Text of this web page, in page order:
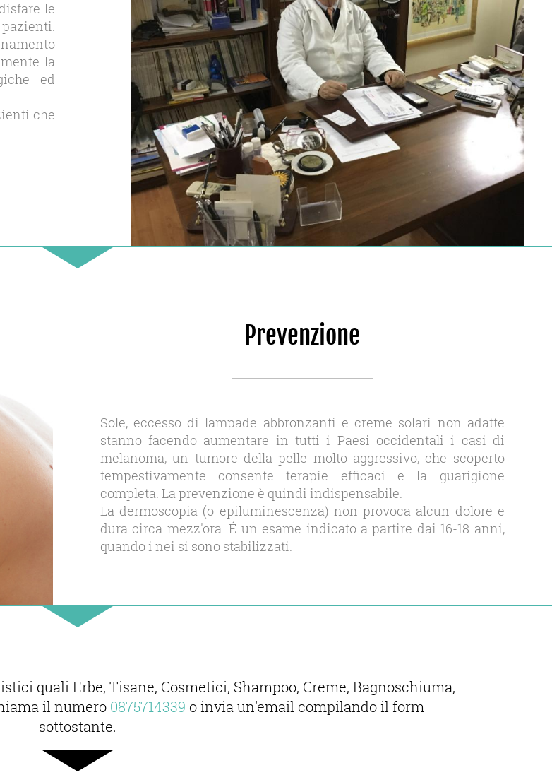
le
la
ed
che
Prevenzione
Sole, eccesso di lampade abbronzanti e creme solari non adatte
stanno facendo aumentare in tutti i Paesi occidentali i casi di
melanoma, un tumore della pelle molto aggressivo, che scoperto
tempestivamente consente terapie efficaci e la guarigione
completa. La prevenzione è quindi indispensabile.
La dermoscopia (o epiluminescenza) non provoca alcun dolore e
dura circa mezz′ora. É un esame indicato a partire dai 16-18 anni,
quando i nei si sono stabilizzati.
quali Erbe, Tisane, Cosmetici, Shampoo, Creme, Bagnoschiuma,
il numero 0875714339 o invia un′email compilando il form
sottostante.